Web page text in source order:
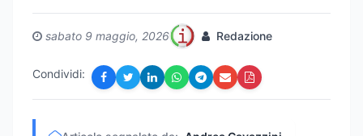
sabato 9 maggio, 2026 Redazione
Condividi: